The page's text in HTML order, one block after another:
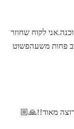
לקוח שחוזר
פחות משעהפשוט
מאוד!!🙏🏼